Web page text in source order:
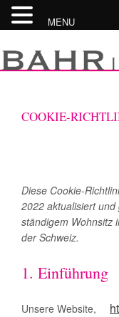
to
content
COOKIE-
Diese Cookie-
2022 aktualisiert
ständigem Wohnsitz
der Schweiz.
1. Einführung
Unsere Website,
MENU